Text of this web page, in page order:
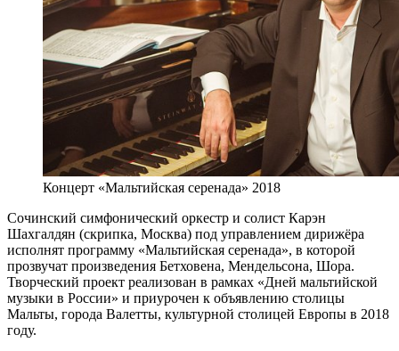
Концерт «Мальтийская серенада» 2018
Сочинский симфонический оркестр и солист Карэн
Шахгалдян (скрипка, Москва) под управлением дирижёра
исполнят программу «Мальтийская серенада», в которой
прозвучат произведения Бетховена, Мендельсона, Шора.
Творческий проект реализован в рамках «Дней мальтийской
музыки в России» и приурочен к объявлению столицы
Мальты, города Валетты, культурной столицей Европы в 2018
году.